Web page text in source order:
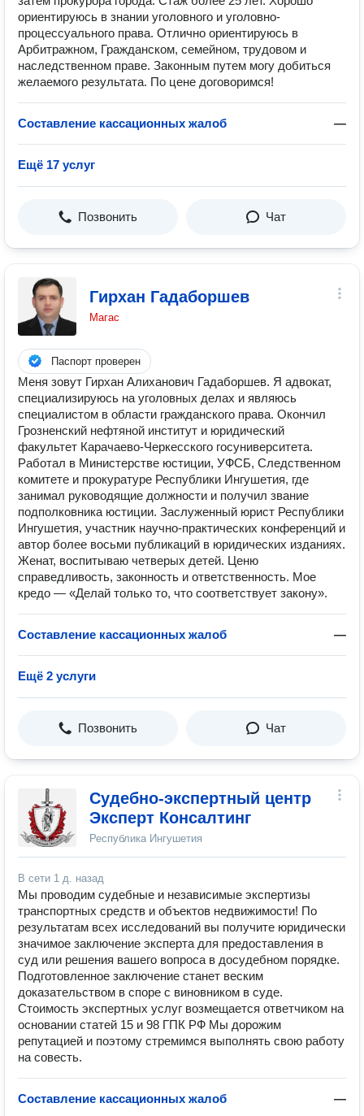
ориентируюсь в знании уголовного и уголовно-
процессуального права. Отлично ориентируюсь в
Арбитражном, Гражданском, семейном, трудовом и
наследственном праве. Законным путем могу добиться
желаемого результата. По цене договоримся!
Составление кассационных жалоб —
Ещё 17 услуг
Позвонить Чат
Гирхан Гадаборшев
Магас
Паспорт проверен
Меня зовут Гирхан Алиханович Гадаборшев. Я адвокат,
специализируюсь на уголовных делах и являюсь
специалистом в области гражданского права. Окончил
Грозненский нефтяной институт и юридический
факультет Карачаево-Черкесского госуниверситета.
Работал в Министерстве юстиции, УФСБ, Следственном
комитете и прокуратуре Республики Ингушетия, где
занимал руководящие должности и получил звание
подполковника юстиции. Заслуженный юрист Республики
Ингушетия, участник научно-практических конференций и
автор более восьми публикаций в юридических изданиях.
Женат, воспитываю четверых детей. Ценю
справедливость, законность и ответственность. Мое
кредо — «Делай только то, что соответствует закону».
Составление кассационных жалоб —
Ещё 2 услуги
Позвонить Чат
Судебно-экспертный центр
Эксперт Консалтинг
Республика Ингушетия
В сети 1 д. назад
Мы проводим судебные и независимые экспертизы
транспортных средств и объектов недвижимости! По
результатам всех исследований вы получите юридически
значимое заключение эксперта для предоставления в
суд или решения вашего вопроса в досудебном порядке.
Подготовленное заключение станет веским
доказательством в споре с виновником в суде.
Стоимость экспертных услуг возмещается ответчиком на
основании статей 15 и 98 ГПК РФ Мы дорожим
репутацией и поэтому стремимся выполнять свою работу
на совесть.
Составление кассационных жалоб —